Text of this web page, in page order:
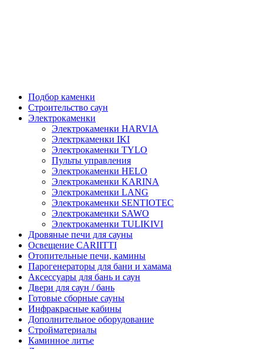
Подбор каменки
Строительство саун
Электрокаменки
Электрокаменки HARVIA
Электркаменки IKI
Электрокаменки TYLO
Пульты управления
Электрокаменки HELO
Электрокаменки KARINA
Электрокаменки LANG
Электрокаменки SENTIOTEC
Электрокаменки SAWO
Электрокаменки TULIKIVI
Дровяные печи для сауны
Освещение CARIITTI
Отопительные печи, камины
Парогенераторы для бани и хамама
Аксессуары для бань и саун
Двери для саун / бань
Готовые сборные сауны
Инфракрасные кабины
Дополнительное оборудование
Стройматериалы
Каминное литье